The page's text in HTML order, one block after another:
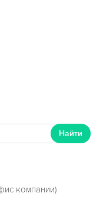
Найти
компании)